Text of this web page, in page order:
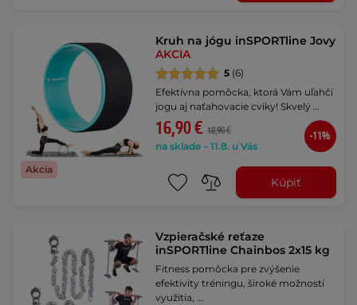
Akcia
Kruh na jógu inSPORTline Jovy
AKCIA
5 (6)
Efektívna pomôcka, ktorá Vám uľahčí
jogu aj naťahovacie cviky! Skvelý …
16,90 € 18,90 €
na sklade – 11.8. u Vás
-11%
Kúpiť
Vzpieračské reťaze
inSPORTline Chainbos 2x15 kg
Fitness pomôcka pre zvýšenie
efektivity tréningu, široké možnosti
využitia, …